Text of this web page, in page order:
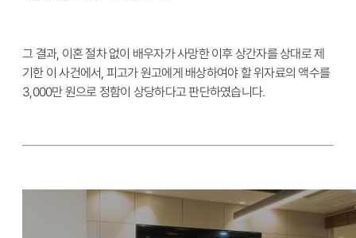
그 결과, 이혼 절차 없이 배우자가 사망한 이후 상간자를 상대로 제
기한 이 사건에서, 피고가 원고에게 배상하여야 할 위자료의 액수를
3,000만 원으로 정함이 상당하다고 판단하였습니다.